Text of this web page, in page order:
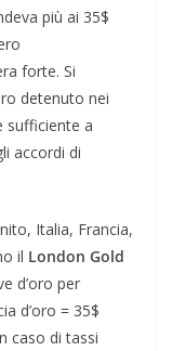
più ai 35$
forte. Si
detenuto nei
sufficiente a
accordi di
Italia, Francia,
il London Gold
d’oro per
d’oro = 35$
caso di tassi